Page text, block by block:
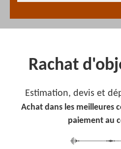
Rachat
Estimation, devis et
Achat dans les meilleures
paiement au